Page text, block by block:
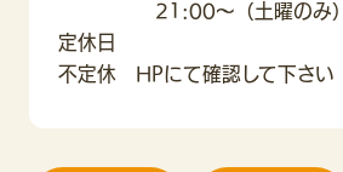
21:00〜（土曜のみ）
定休日
不定休 HPにて確認して下さい